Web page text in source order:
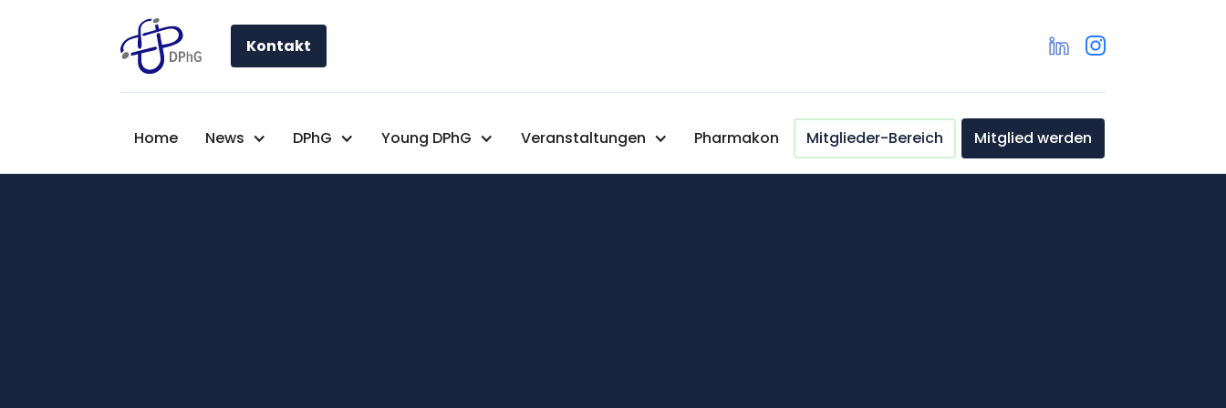
Kontakt
Home News DPhG Young DPhG Veranstaltungen Pharmakon Mitglieder-Bereich Mitglied werden